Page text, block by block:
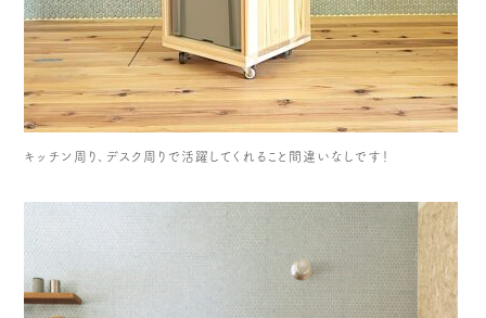
キッチン周り、デスク周りで活躍してくれること間違いなしです！